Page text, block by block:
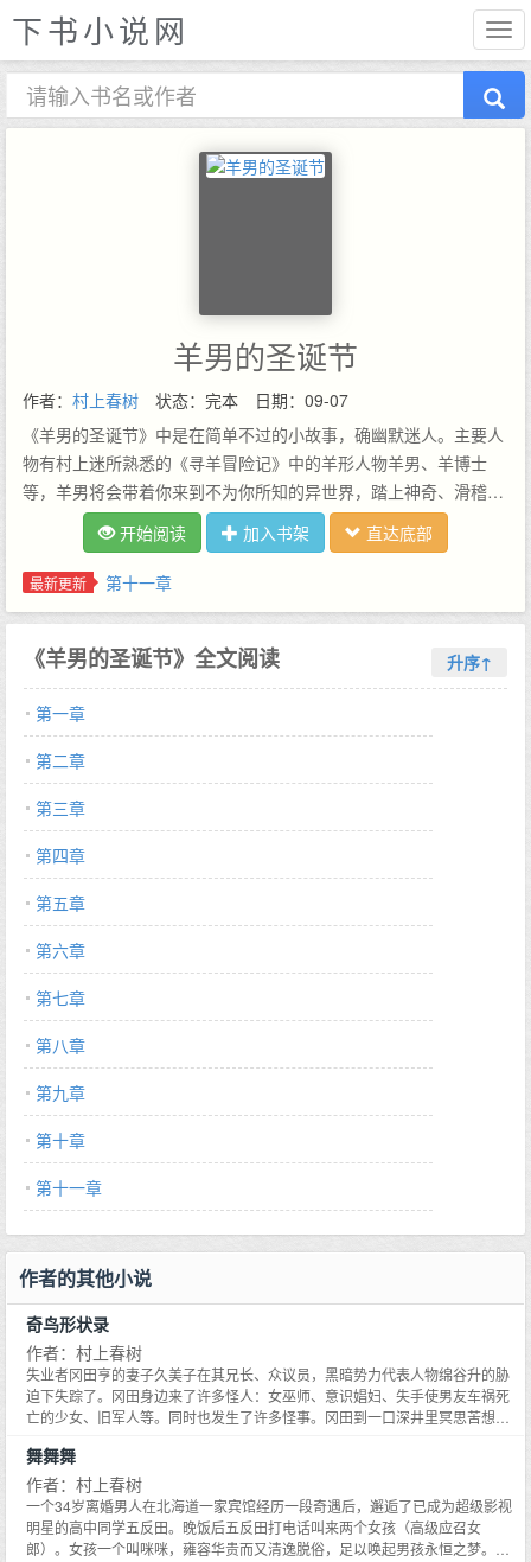
下书小说网
羊男的圣诞节
作者： 村上春树 状态：完本
日期：09-07
《羊男的圣诞节》中是在简单不过的小故事，确幽默迷人。主要人
物有村上迷所熟悉的《寻羊冒险记》中的羊形人物羊男、羊博士
等，羊男将会带着你来到不为你所知的异世界，踏上神奇、滑稽、
一波三折的圣诞夜冒险之旅。我们不禁折服于村上春树的魔力，永
远有能力用他的文字来带着你上天入地。26幅令人爱不释手的精美
插图，出自日本著名漫画、插图画家佐佐木Maki之手，他的海报亦
童年的你再次重温童话的美梦，给你一份轻松愉快的心情，具有很
强的可读性。…
开始阅读 加入书架 直达底部
最新更新 第十一章
《羊男的圣诞节》全文阅读 升序↑
第一章
第二章
第三章
第四章
第五章
第六章
第七章
第八章
第九章
第十章
第十一章
作者的其他小说
奇鸟形状录
作者：村上春树
失业者冈田亨的妻子久美子在其兄长、众议员，黑暗势力代表人物绵谷升的胁
迫下失踪了。冈田身边来了许多怪人：女巫师、意识娼妇、失手使男友车祸死
亡的少女、旧军人等。同时也发生了许多怪事。冈田到一口深井里冥思苦想
伤，久美子又在现实中将其杀死。《奇鸟行状录》色彩诡异，规模宏大，虚实
交叉，被称为当代的一千零一夜。 《奇鸟行状录》在1997年曾由译林出版，
在读者中已具有一定影响。
舞舞舞
作者：村上春树
一个34岁离婚男人在北海道一家宾馆经历一段奇遇后，邂逅了已成为超级影视
明星的高中同学五反田。晚饭后五反田打电话叫来两个女孩（高级应召女
郎）。女孩一个叫咪咪，雍容华贵而又清逸脱俗，足以唤起男孩永恒之梦。想